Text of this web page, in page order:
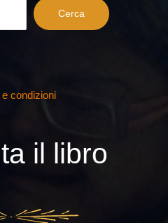
Cerca
e condizioni
il libro